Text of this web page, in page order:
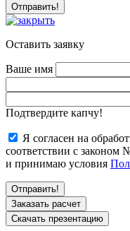
Оставить заявку
Ваше имя
Подтвердите капчу!
Я согласен на
соответствии с
и принимаю условия
Заказать расчет
Скачать презентацию